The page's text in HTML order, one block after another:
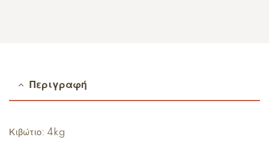
Περιγραφή
Κιβώτιο: 4kg